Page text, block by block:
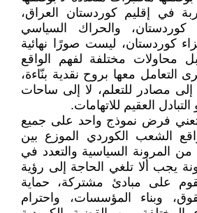
في إقليم كوردستان العراق،
والحراك السياسي
كوردستان، ليست صورًا نهائية
محاولات مختلفة لفهم الواقع
التعامل معها بروح نقدية بنّاءة،
مصادر للتعلم، لا إلى ساحات
العقيم للاتهامات.
تعني فرض نموذج واحد على جميع
الشعب الكوردي الموزع بين
المرونة السياسية والتعدد في
يجب ألا تلغي الحاجة إلى رؤية
على مبادئ مشتركة، حماية
وبناء المؤسسات، واحترام